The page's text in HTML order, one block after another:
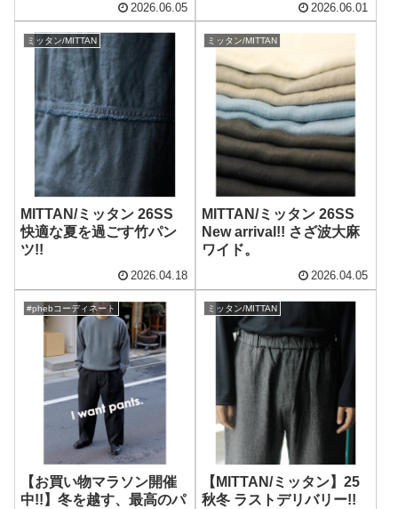
2026.06.05 2026.06.01
ミッタン/MITTAN
MITTAN/ミッタン 26SS
快適な夏を過ごす竹パン
ツ!!
2026.04.18
ミッタン/MITTAN
MITTAN/ミッタン 26SS
New arrival!! さざ波大麻
ワイド。
2026.04.05
#phebコーディネート
【お買い物マラソン開催
中!!】冬を越す、最高のパ
ミッタン/MITTAN
【MITTAN/ミッタン】25
秋冬 ラストデリバリー!!